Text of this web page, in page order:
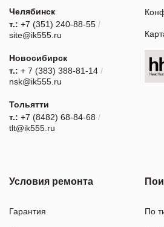
Челябинск
т.: +7 (351) 240-88-55 /
site@ik555.ru
Новосибирск
т.: + 7 (383) 388-81-14 /
nsk@ik555.ru
Тольятти
т.: +7 (8482) 68-84-68 /
tlt@ik555.ru
Условия ремонта
Гарантия По